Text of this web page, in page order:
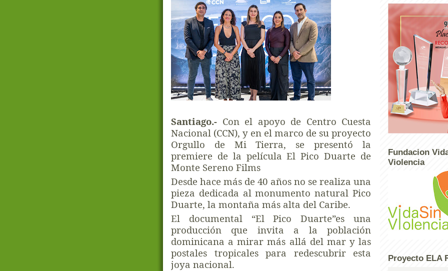
Santiago.- Con el apoyo de Centro Cuesta
Nacional (CCN), y en el marco de su proyecto
Orgullo de Mi Tierra, se presentó la
premiere de la película El Pico Duarte de
Monte Sereno Films
Desde hace más de 40 años no se realiza una
pieza dedicada al monumento natural Pico
Duarte, la montaña más alta del Caribe.
El documental “El Pico Duarte”es una
producción que invita a la población
dominicana a mirar más allá del mar y las
postales tropicales para redescubrir esta
joya nacional.
Fundacion
Violencia
Proyecto ELA